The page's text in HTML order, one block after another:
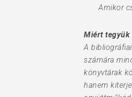
Amikor
Miért tegyük
A
számára
könyvtárak
hanem